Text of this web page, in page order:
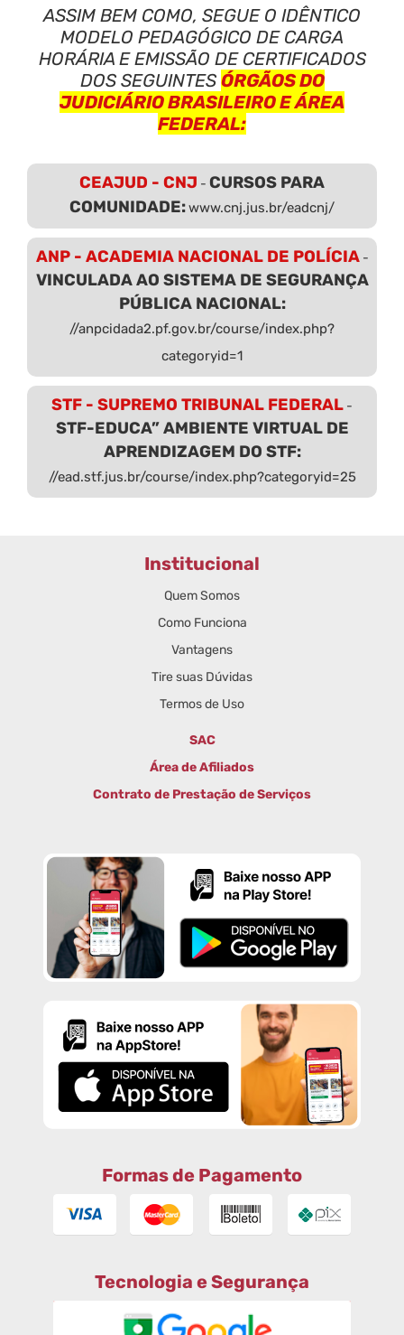
ASSIM BEM COMO, SEGUE O IDÊNTICO
MODELO PEDAGÓGICO DE CARGA
HORÁRIA E EMISSÃO DE CERTIFICADOS
DOS SEGUINTES ÓRGÃOS DO
JUDICIÁRIO BRASILEIRO E ÁREA
FEDERAL:
CEAJUD - CNJ - CURSOS PARA
COMUNIDADE:www.cnj.jus.br/eadcnj/
ANP - ACADEMIA NACIONAL DE POLÍCIA-
VINCULADA AO SISTEMA DE SEGURANÇA
PÚBLICA NACIONAL:
//anpcidada2.pf.gov.br/course/index.php?
categoryid=1
STF - SUPREMO TRIBUNAL FEDERAL -
STF-EDUCA” AMBIENTE VIRTUAL DE
APRENDIZAGEM DO STF:
//ead.stf.jus.br/course/index.php?categoryid=25
Institucional
Quem Somos
Como Funciona
Vantagens
Tire suas Dúvidas
Termos de Uso
SAC
Área de Afiliados
Contrato de Prestação de Serviços
Formas de Pagamento
Tecnologia e Segurança